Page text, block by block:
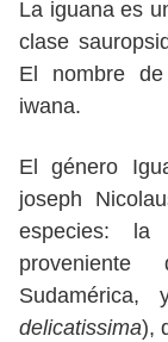
La iguana es
clase
El nombre
iwana.
El género
joseph
especies:
delicatissima),